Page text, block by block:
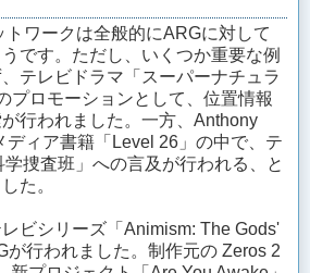
ワークは全般的にARGに対して
です。ただし、いくつか重要な例
テレビドラマ「スーパーナチュラ
プロモーションとして、位置情報
行われました。一方、Anthony
ディア書籍「Level 26」の中で、テ
捜査班」への言及が行われる、と
た。
ビシリーズ「Animism: The Gods'
が行われました。制作元の Zeros 2